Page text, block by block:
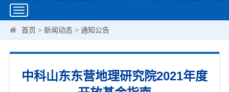
Toggle
navigation
首页 >新闻动态 >通知公告
中科山东东营地理研究院2021年度